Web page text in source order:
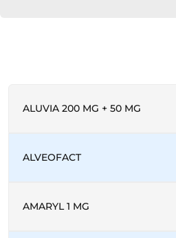
ALUVIA 200 MG + 50 MG
ALVEOFACT
AMARYL 1 MG